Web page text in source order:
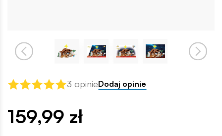
3 opinieDodaj opinie
159,99 zł